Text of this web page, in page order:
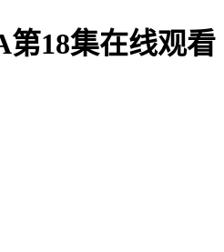
18集在线观看